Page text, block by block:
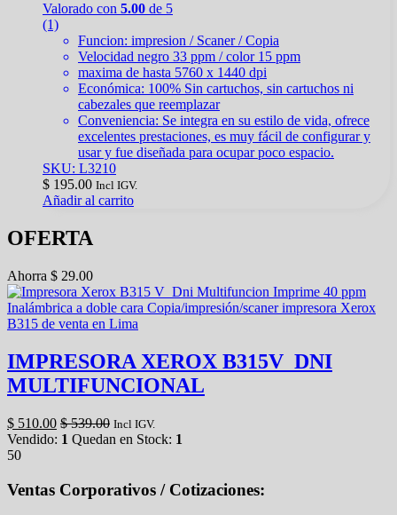
Valorado con 5.00 de 5
(1)
Funcion: impresion / Scaner / Copia
Velocidad negro 33 ppm / color 15 ppm
maxima de hasta 5760 x 1440 dpi
Económica: 100% Sin cartuchos, sin cartuchos ni
cabezales que reemplazar
Conveniencia: Se integra en su estilo de vida, ofrece
excelentes prestaciones, es muy fácil de configurar y
usar y fue diseñada para ocupar poco espacio.
SKU: L3210
$ 195.00 Incl IGV.
Añadir al carrito
OFERTA
Ahorra $ 29.00
IMPRESORA XEROX B315V_DNI
MULTIFUNCIONAL
$ 510.00 $539.00 Incl IGV.
Vendido: 1 Quedan en Stock: 1
50
Ventas Corporativos / Cotizaciones: